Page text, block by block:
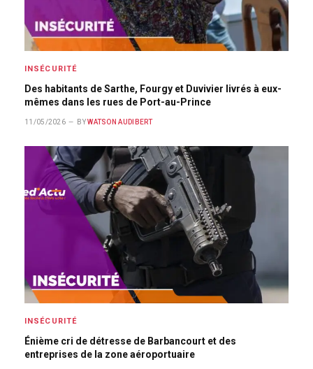
INSÉCURITÉ
Des habitants de Sarthe, Fourgy et Duvivier livrés à eux-
mêmes dans les rues de Port-au-Prince
11/05/2026 BY WATSON AUDIBERT
INSÉCURITÉ
Énième cri de détresse de Barbancourt et des
entreprises de la zone aéroportuaire